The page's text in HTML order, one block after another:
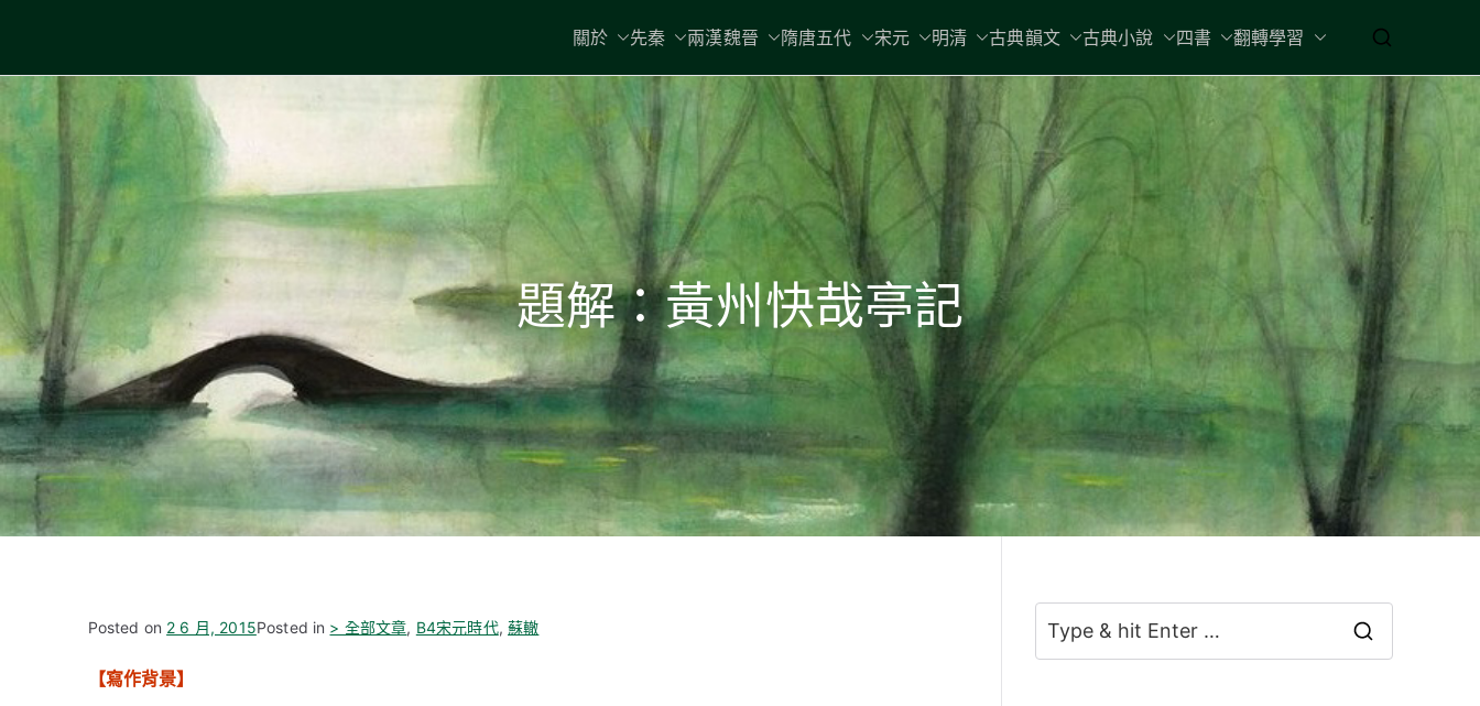
content
中國古典文學
關於 先秦 兩漢魏晉 隋唐五代 宋元 明清 古典韻文 古典小說 四書 翻轉學習
題解：黃州快哉亭記
Posted on 2 6 月, 2015Posted in > 全部文章, B4宋元時代,蘇轍
【寫作背景】